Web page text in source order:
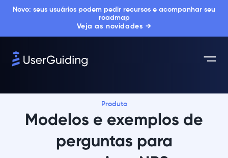
Novo: seus usuários podem pedir recursos e acompanhar seu
roadmap
Veja as novidades →
Produto
Modelos e exemplos de
perguntas para